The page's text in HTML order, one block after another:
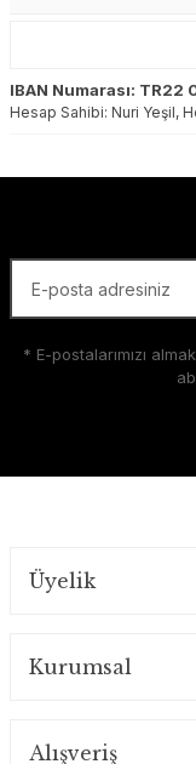
IBAN Numarası:
Hesap Sahibi: Nuri Yeşil,
* E-postalarımızı
Üyelik
Kurumsal
Alışveriş